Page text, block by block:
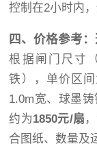
控制在2小时内
四、价格参考
根据闸门尺寸
铁），单价区间
1.0m宽、球墨
约为1850元/扇
合图纸、数量及